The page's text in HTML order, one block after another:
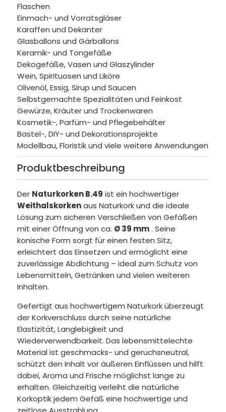
Flaschen
Einmach- und Vorratsgläser
Karaffen und Dekanter
Glasballons und Gärballons
Keramik- und Tongefäße
Dekogefäße, Vasen und Glaszylinder
Wein, Spirituosen und Liköre
Olivenöl, Essig, Sirup und Saucen
Selbstgemachte Spezialitäten und Feinkost
Gewürze, Kräuter und Trockenwaren
Kosmetik-, Parfüm- und Pflegebehälter
Bastel-, DIY- und Dekorationsprojekte
Modellbau, Floristik und viele weitere Anwendungen
Produktbeschreibung
Der Naturkorken B.49 ist ein hochwertiger
Weithalskorkenaus Naturkork und die ideale
Lösung zum sicheren Verschließen von Gefäßen
mit einer Öffnung von ca. Ø 39 mm. Seine
konische Form sorgt für einen festen Sitz,
erleichtert das Einsetzen und ermöglicht eine
zuverlässige Abdichtung – ideal zum Schutz von
Lebensmitteln, Getränken und vielen weiteren
Inhalten.
Gefertigt aus hochwertigem Naturkork überzeugt
der Korkverschluss durch seine natürliche
Elastizität, Langlebigkeit und
Wiederverwendbarkeit. Das lebensmittelechte
Material ist geschmacks- und geruchsneutral,
schützt den Inhalt vor äußeren Einflüssen und hilft
dabei, Aroma und Frische möglichst lange zu
erhalten. Gleichzeitig verleiht die natürliche
Korkoptik jedem Gefäß eine hochwertige und